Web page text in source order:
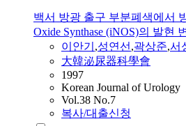
백서 방광 출구 부분폐색에서
Oxide Synthase (iNOS)의 발현
이안기 ,성연선,곽상준,서
大韓泌尿器科學會
1997
Korean Journal of Urology
Vol.38 No.7
복사/대출신청